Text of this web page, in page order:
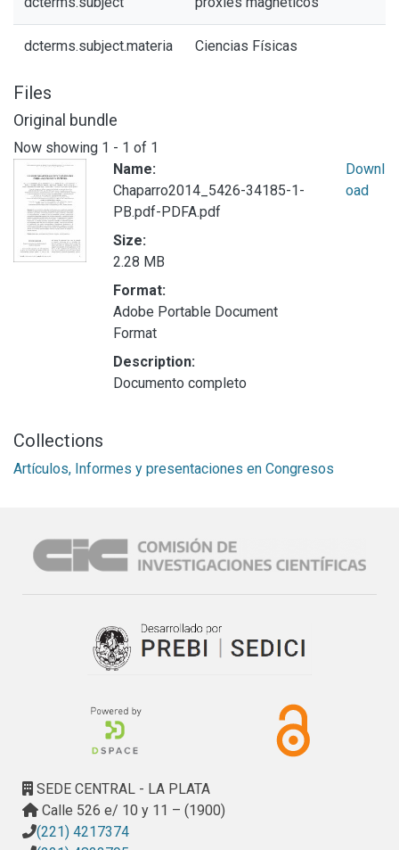
dcterms.subject.materia Ciencias Físicas
Files
Original bundle
Now showing 1 - 1 of 1
Name:
Chaparro2014_5426-34185-1-
PB.pdf-PDFA.pdf
Size:
2.28 MB
Format:
Adobe Portable Document
Format
Description:
Documento completo
Downl
oad
Collections
Artículos, Informes y presentaciones en Congresos
SEDE CENTRAL - LA PLATA
Calle 526 e/ 10 y 11 – (1900)
(221) 4217374